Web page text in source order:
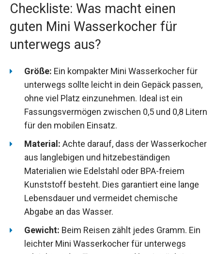
Checkliste: Was macht einen
guten Mini Wasserkocher für
unterwegs aus?
Größe: Ein kompakter Mini Wasserkocher für
unterwegs sollte leicht in dein Gepäck passen,
ohne viel Platz einzunehmen. Ideal ist ein
Fassungsvermögen zwischen 0,5 und 0,8 Litern
für den mobilen Einsatz.
Material: Achte darauf, dass der Wasserkocher
aus langlebigen und hitzebeständigen
Materialien wie Edelstahl oder BPA-freiem
Kunststoff besteht. Dies garantiert eine lange
Lebensdauer und vermeidet chemische
Abgabe an das Wasser.
Gewicht: Beim Reisen zählt jedes Gramm. Ein
leichter Mini Wasserkocher für unterwegs